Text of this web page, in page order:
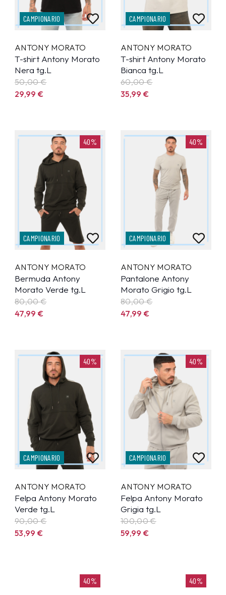
CAMPIONARIO
ANTONY MORATO
T-shirt Antony Morato
Nera tg.L
50,00 €
29,99€
CAMPIONARIO
ANTONY MORATO
T-shirt Antony Morato
Bianca tg.L
60,00 €
35,99€
40%
CAMPIONARIO
ANTONY MORATO
Bermuda Antony
Morato Verde tg.L
80,00 €
47,99€
40%
CAMPIONARIO
ANTONY MORATO
Pantalone Antony
Morato Grigio tg.L
80,00 €
47,99€
40%
CAMPIONARIO
ANTONY MORATO
Felpa Antony Morato
Verde tg.L
90,00 €
53,99€
40%
CAMPIONARIO
ANTONY MORATO
Felpa Antony Morato
Grigia tg.L
100,00 €
59,99€
40% 40%